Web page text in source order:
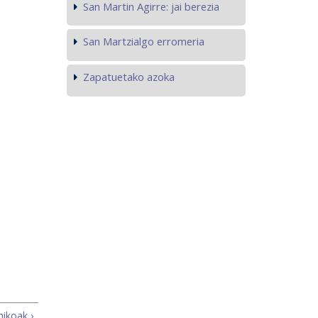
San Martin Agirre: jai berezia
San Martzialgo erromeria
Zapatuetako azoka